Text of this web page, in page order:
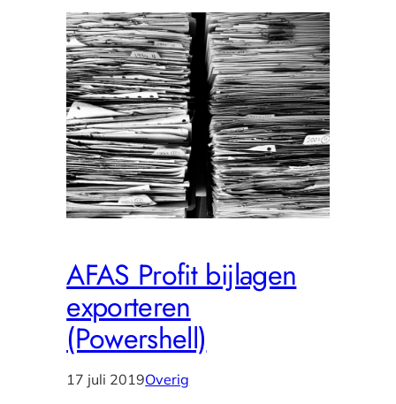
AFAS Profit bijlagen
exporteren
(Powershell)
17 juli 2019Overig